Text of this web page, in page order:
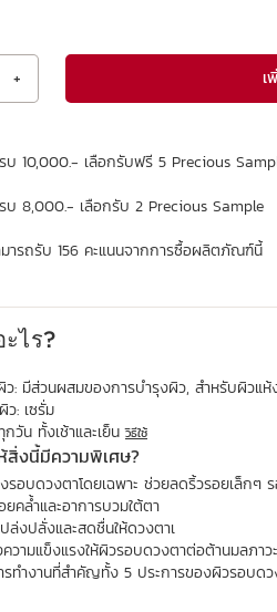
+ เ
บ 10,000.- เลือกรับฟรี 5 Precious
บ 8,000.- เลือกรับ 2 Precious Sample
ารถรับ 156 คะแนนจากการซื้อผลิตภัณฑ์นี้
ไร?
ว: มีส่วนผสมของการบำรุงผิว, สำหรับผิวแ
ว: เซรั่ม
กวัน ทั้งเช้าและเย็นวิธีใช้
สิ่งนี้มีความพิเศษ?
รอบดวงตาโดยเฉพาะ ช่วยลดริ้วรอยเล็กๆ
คล้ำและอาการบวมใต้ตา
ล่งปลั่งและสดชื่นให้ดวงตาเ
วามแข็งแรงให้ผิวรอบดวงตาต่อต้านมลภาวะ
รทำงานที่สำคัญทั้ง 5 ประการของผิวรอบด